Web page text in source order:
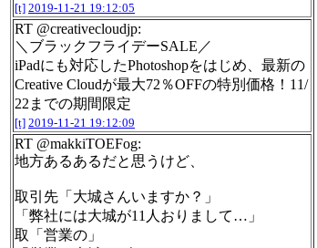
[t] 2019-11-21 19:12:05
RT @creativecloudjp:
＼ブラックフライデーSALE／
iPadにも対応したPhotoshopをはじめ、最新の
Creative Cloudが最大72％OFFの特別価格！11/
22までの期間限定
[t] 2019-11-21 19:12:09
RT @makkiTOEFog:
地方あるあるだと思うけど、
取引先「大城さんいますか？」
「弊社には大城が11人おりまして…」
取「営業の」